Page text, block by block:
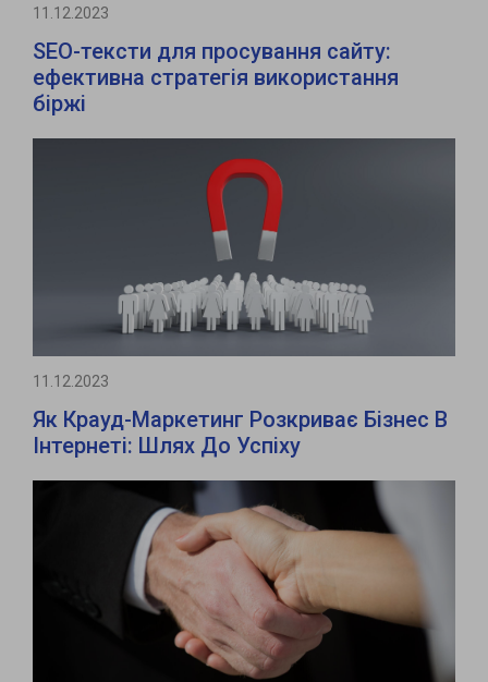
11.12.2023
SEO-тексти для просування сайту:
ефективна стратегія використання
біржі
11.12.2023
Як Крауд-Маркетинг Розкриває Бізнес В
Інтернеті: Шлях До Успіху